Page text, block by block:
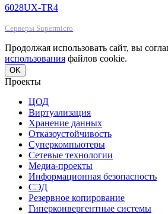
6028UX-TR4
Серверы Supermicro
Продолжая использовать сайт, вы
использования файлов cookie.
OK
Проекты
ЦОД
Виртуализация
Хранение данных
Отказоустойчивость
Суперкомпьютеры
Сетевые технологии
Медиа-проекты
Информационная безопасность
СЭД
Резервное копирование
Гиперконвергентные системы